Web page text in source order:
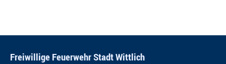
Freiwillige Feuerwehr Stadt Wittlich